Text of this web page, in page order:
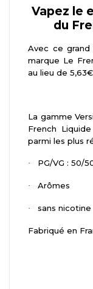
Vapez le
du
Avec ce
marque Le
au lieu de
La gamme
French
parmi les plus
· PG/VG : 50/
· Arômes
· sans nicotine
Fabriqué en